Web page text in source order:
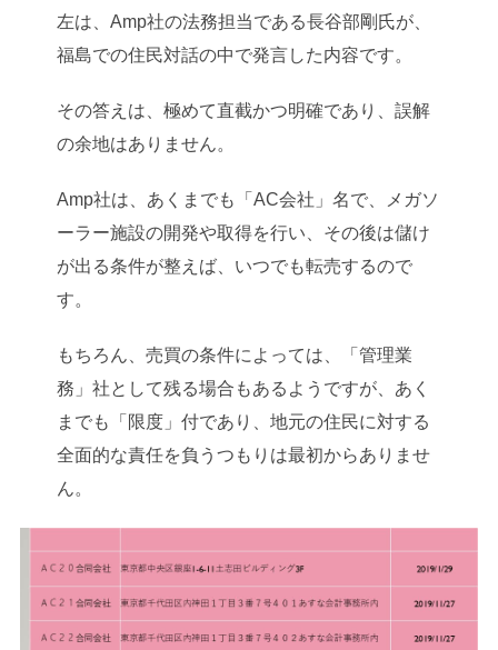
左は、Amp社の法務担当である長谷部剛氏が、
福島での住民対話の中で発言した内容です。
その答えは、極めて直截かつ明確であり、誤解
の余地はありません。
Amp社は、あくまでも「AC会社」名で、メガソ
ーラー施設の開発や取得を行い、その後は儲け
が出る条件が整えば、いつでも転売するので
す。
もちろん、売買の条件によっては、「管理業
務」社として残る場合もあるようですが、あく
までも「限度」付であり、地元の住民に対する
全面的な責任を負うつもりは最初からありませ
ん。